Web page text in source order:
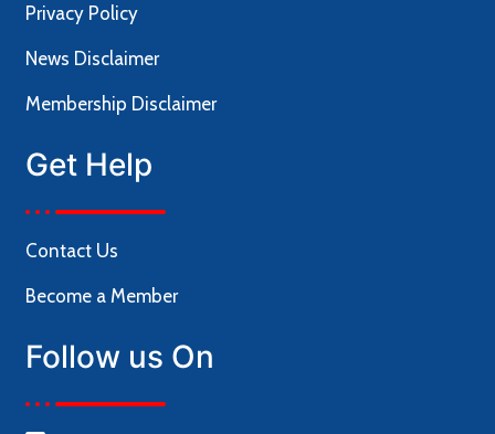
Privacy Policy
News Disclaimer
Membership Disclaimer
Get Help
Contact Us
Become a Member
Follow us On